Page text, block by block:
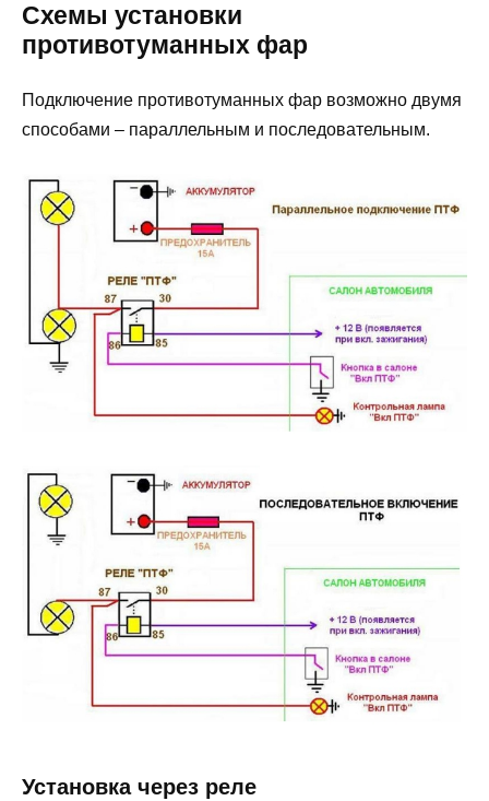
Схемы установки
противотуманных фар
Подключение противотуманных фар возможно двумя
способами – параллельным и последовательным.
Установка через реле